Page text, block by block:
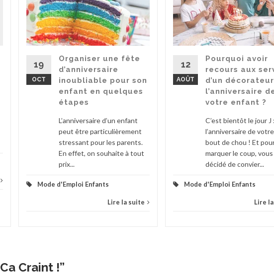
19
OCT
Organiser une fête
d’anniversaire
inoubliable pour son
enfant en quelques
étapes
L’anniversaire d’un enfant
peut être particulièrement
stressant pour les parents.
En effet, on souhaite à tout
prix...
Mode d'Emploi Enfants
Lire la suite
12
AOÛT
Pourquoi avoir
recours aux
d’un
l’anniversaire
votre enfant ?
C’est bientôt le jour J
l’anniversaire de
bout de chou ! Et
marquer le coup, vous
décidé de convier...
Mode d'Emploi Enfants
Lire
Ca Craint !”